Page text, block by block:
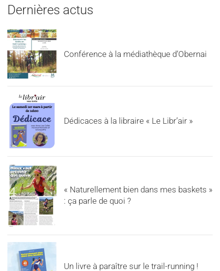
Dernières actus
Conférence à la médiathèque d’Obernai
Dédicaces à la libraire « Le Libr’air »
« Naturellement bien dans mes baskets »
: ça parle de quoi ?
Un livre à paraître sur le trail-running !